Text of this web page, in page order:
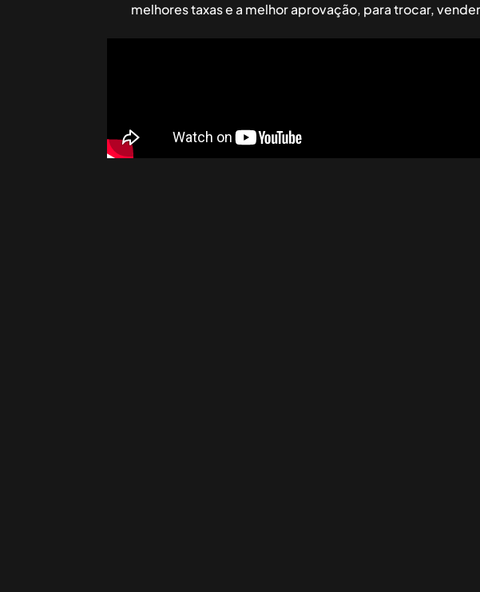
melhores taxas e a melhor aprovação, para trocar,